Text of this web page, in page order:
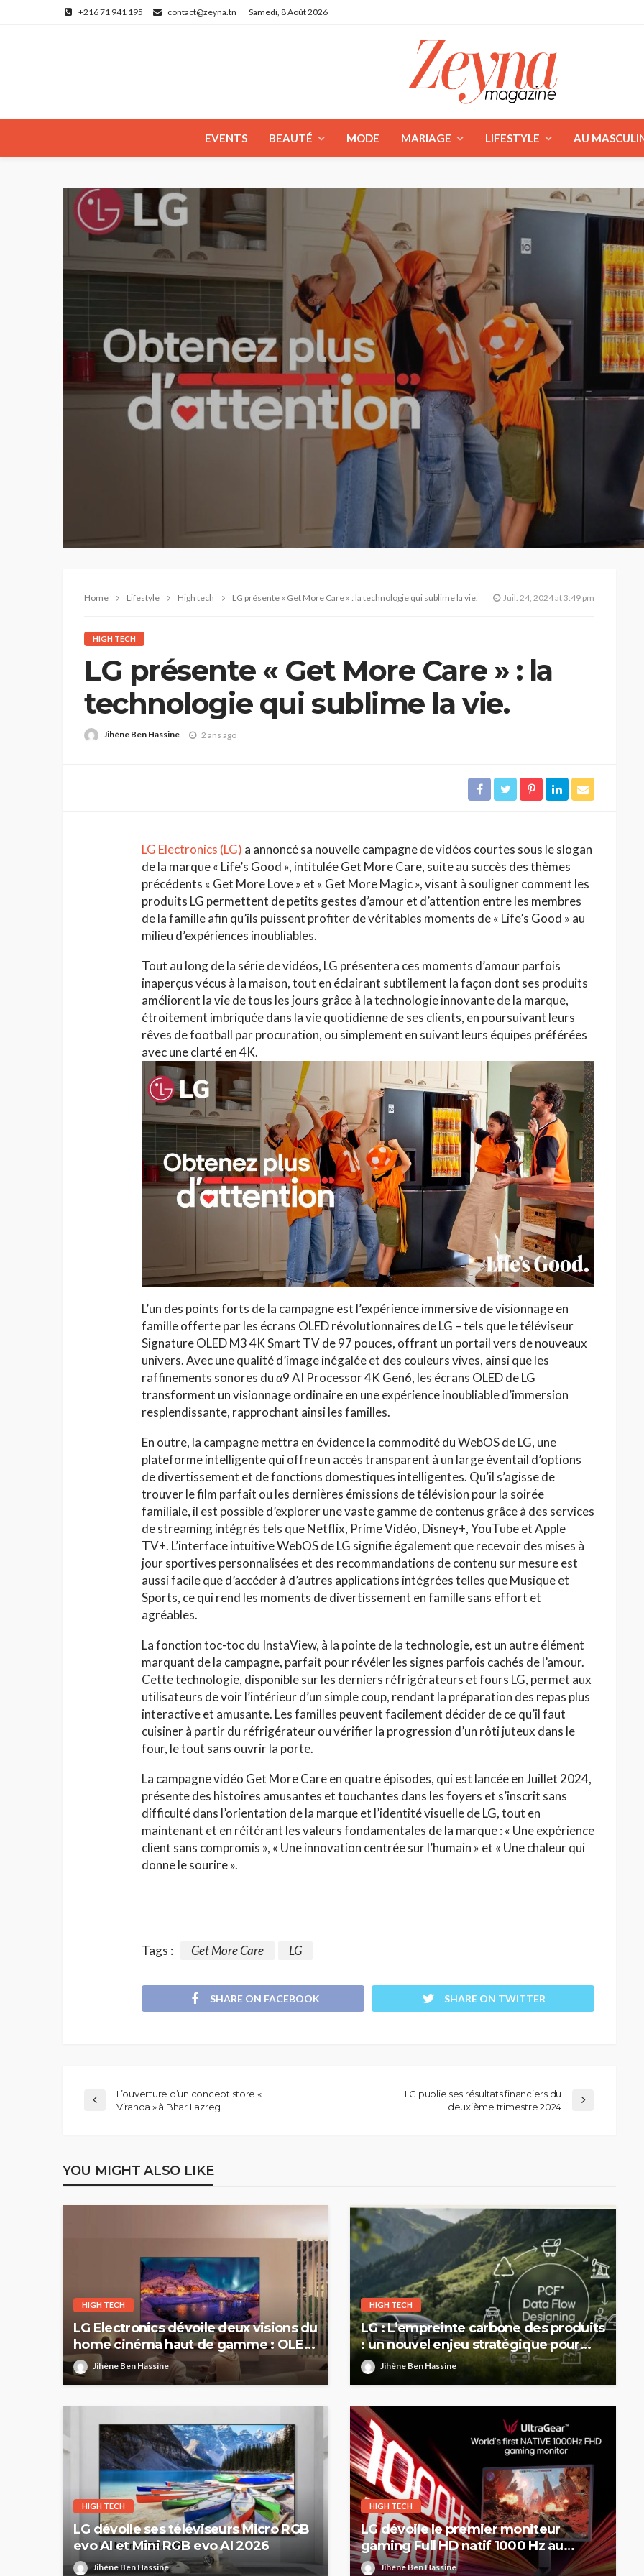
+216 71 941 195 contact@zeyna.tn Samedi, 8 Août 2026
EVENTS BEAUTÉ MODE MARIAGE LIFESTYLE AU
Home Lifestyle High tech LG présente « Get More Care » : la technologie qui sublime la vie. Juil. 24, 2024 at 3:49 pm
HIGH TECH
LG présente « Get More Care » : la
technologie qui sublime la vie.
Jihène Ben Hassine 2 ans ago
LG Electronics (LG) a annoncé sa nouvelle campagne de vidéos courtes sous le slogan
de la marque « Life’s Good », intitulée Get More Care, suite au succès des thèmes
précédents « Get More Love » et « Get More Magic », visant à souligner comment les
produits LG permettent de petits gestes d’amour et d’attention entre les membres
de la famille afin qu’ils puissent profiter de véritables moments de « Life’s Good » au
milieu d’expériences inoubliables.
Tout au long de la série de vidéos, LG présentera ces moments d’amour parfois
inaperçus vécus à la maison, tout en éclairant subtilement la façon dont ses produits
améliorent la vie de tous les jours grâce à la technologie innovante de la marque,
étroitement imbriquée dans la vie quotidienne de ses clients, en poursuivant leurs
rêves de football par procuration, ou simplement en suivant leurs équipes préférées
avec une clarté en 4K.
L’un des points forts de la campagne est l’expérience immersive de visionnage en
famille offerte par les écrans OLED révolutionnaires de LG – tels que le téléviseur
Signature OLED M3 4K Smart TV de 97 pouces, offrant un portail vers de nouveaux
univers. Avec une qualité d’image inégalée et des couleurs vives, ainsi que les
raffinements sonores du α9 AI Processor 4K Gen6, les écrans OLED de LG
transforment un visionnage ordinaire en une expérience inoubliable d’immersion
resplendissante, rapprochant ainsi les familles.
En outre, la campagne mettra en évidence la commodité du WebOS de LG, une
plateforme intelligente qui offre un accès transparent à un large éventail d’options
de divertissement et de fonctions domestiques intelligentes. Qu’il s’agisse de
trouver le film parfait ou les dernières émissions de télévision pour la soirée
familiale, il est possible d’explorer une vaste gamme de contenus grâce à des services
de streaming intégrés tels que Netflix, Prime Vidéo, Disney+, YouTube et Apple
TV+. L’interface intuitive WebOS de LG signifie également que recevoir des mises à
jour sportives personnalisées et des recommandations de contenu sur mesure est
aussi facile que d’accéder à d’autres applications intégrées telles que Musique et
Sports, ce qui rend les moments de divertissement en famille sans effort et
agréables.
La fonction toc-toc du InstaView, à la pointe de la technologie, est un autre élément
marquant de la campagne, parfait pour révéler les signes parfois cachés de l’amour.
Cette technologie, disponible sur les derniers réfrigérateurs et fours LG, permet aux
utilisateurs de voir l’intérieur d’un simple coup, rendant la préparation des repas plus
interactive et amusante. Les familles peuvent facilement décider de ce qu’il faut
cuisiner à partir du réfrigérateur ou vérifier la progression d’un rôti juteux dans le
four, le tout sans ouvrir la porte.
La campagne vidéo Get More Care en quatre épisodes, qui est lancée en Juillet 2024,
présente des histoires amusantes et touchantes dans les foyers et s’inscrit sans
difficulté dans l’orientation de la marque et l’identité visuelle de LG, tout en
maintenant et en réitérant les valeurs fondamentales de la marque : « Une expérience
client sans compromis », « Une innovation centrée sur l’humain » et « Une chaleur qui
donne le sourire ».
Tags : Get More Care LG
SHARE ON FACEBOOK SHARE ON TWITTER
L’ouverture d’un concept store «
Viranda » à Bhar Lazreg
LG publie ses résultats financiers du
deuxième trimestre 2024
YOU MIGHT ALSO LIKE
HIGH TECH
LG Electronics dévoile deux visions du
home cinéma haut de gamme : OLED
evo et Micro RGB evo
Jihène Ben Hassine
HIGH TECH
LG : L’empreinte carbone des produits
: un nouvel enjeu stratégique pour
l’industrie automobile européenne
Jihène Ben Hassine
HIGH TECH
LG dévoile ses téléviseurs Micro RGB
evo AI et Mini RGB evo AI 2026
Jihène Ben Hassine
HIGH TECH
LG dévoile le premier moniteur
gaming Full HD natif 1000 Hz au
monde
Jihène Ben Hassine
HAUTE COUTURE
Chanel Croisière 2025/26 : Une
parenthèse enchantée au Lac
de Côme
Jihène Ben Hassine
HAUTE COUTURE
Dolce & Gabbana à Taormina :
quand la Sicile devient
l’Olympe
Jihène Ben Hassine